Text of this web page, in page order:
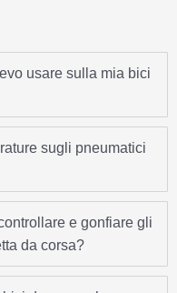
usare sulla mia bici
sugli pneumatici
e gonfiare gli
da corsa?